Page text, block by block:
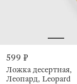
599 ₽
Ложка десертная,
Леопард, Leopard